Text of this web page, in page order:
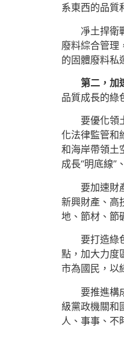
系東西的品質
凈土捍衛
廢料綜合管理
的固體廢料私
第二，加
品質成長的綠
要優化領
化法律監管和
和海岸帶領土
成長“明底線”
要加速財
新興財產、高
地、節材、節
要打造綠
點，加大力度
市為國民，以
要推進構
級黨政機關和
人、事事、不